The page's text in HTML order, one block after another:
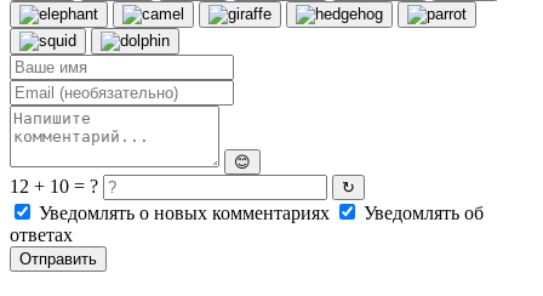
😊
12 + 10 = ? ↻
Уведомлять о новых комментариях
Уведомлять об
ответах
Отправить